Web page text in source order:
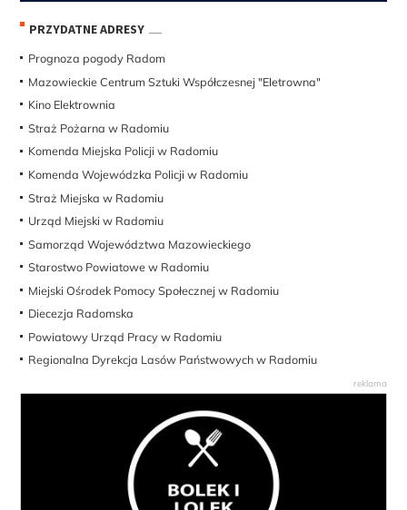
PRZYDATNE ADRESY
Prognoza pogody Radom
Mazowieckie Centrum Sztuki Współczesnej "Eletrowna"
Kino Elektrownia
Straż Pożarna w Radomiu
Komenda Miejska Policji w Radomiu
Komenda Wojewódzka Policji w Radomiu
Straż Miejska w Radomiu
Urząd Miejski w Radomiu
Samorząd Województwa Mazowieckiego
Starostwo Powiatowe w Radomiu
Miejski Ośrodek Pomocy Społecznej w Radomiu
Diecezja Radomska
Powiatowy Urząd Pracy w Radomiu
Regionalna Dyrekcja Lasów Państwowych w Radomiu